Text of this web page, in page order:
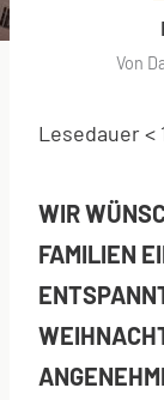
Von
Lesedauer<
WIR
FAMILIEN